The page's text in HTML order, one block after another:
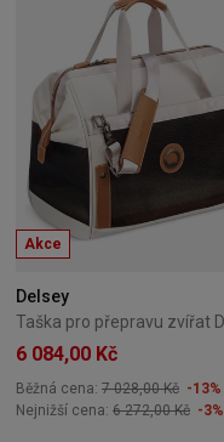
Akce
Delsey
6 084,00 Kč
Běžná cena: 7 028,00 Kč -13%
Nejnižší cena: 6 272,00 Kč -3%